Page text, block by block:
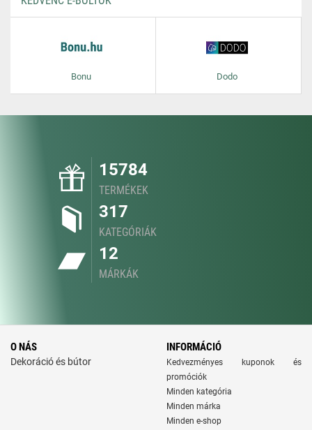
Bonu Dodo
15784
TERMÉKEK
317
KATEGÓRIÁK
12
MÁRKÁK
O NÁS
Dekoráció és bútor
INFORMÁCIÓ
Kedvezményes kuponok és
promóciók
Minden kategória
Minden márka
Minden e-shop